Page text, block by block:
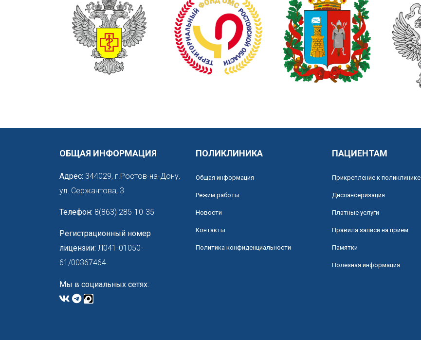
ОБЩАЯ ИНФОРМАЦИЯ
Адрес: 344029, г.Ростов-на-Дону,
ул. Сержантова, 3
Телефон: 8(863) 285-10-35
Регистрационный номер
лицензии: Л041-01050-
61/00367464
Мы в социальных сетях:
ПОЛИКЛИНИКА
Общая информация
Режим работы
Новости
Контакты
Политика конфиденциальности
ПАЦИЕНТАМ
Прикрепление к поликлинике
Диспансеризация
Платные услуги
Правила записи на прием
Памятки
Полезная информация